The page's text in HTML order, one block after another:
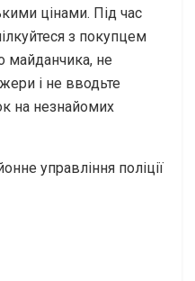
цінами. Під час
з покупцем
майданчика, не
і не вводьте
на незнайомих
управління поліції